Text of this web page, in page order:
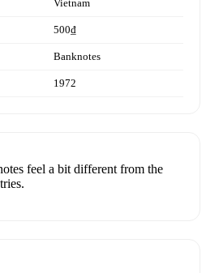
Vietnam
500₫
Banknotes
1972
feel a bit different from the